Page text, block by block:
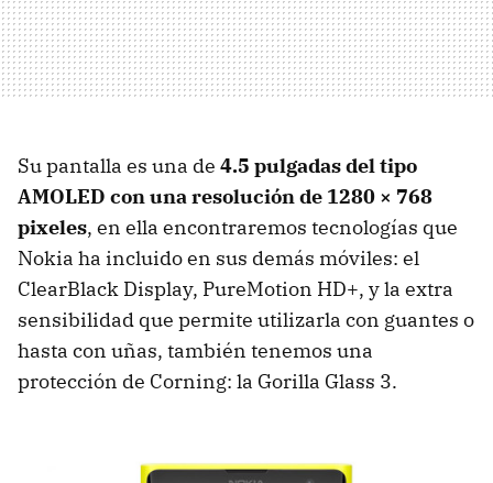
Su pantalla es una de 4.5 pulgadas del tipo
AMOLED con una resolución de 1280 × 768
pixeles, en ella encontraremos tecnologías que
Nokia ha incluido en sus demás móviles: el
ClearBlack Display, PureMotion HD+, y la extra
sensibilidad que permite utilizarla con guantes o
hasta con uñas, también tenemos una
protección de Corning: la Gorilla Glass 3.